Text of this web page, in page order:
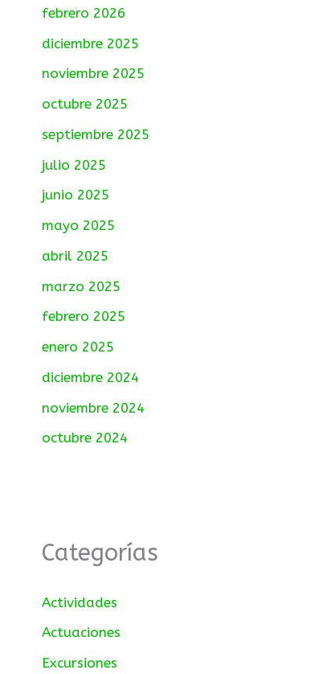
febrero 2026
diciembre 2025
noviembre 2025
octubre 2025
septiembre 2025
julio 2025
junio 2025
mayo 2025
abril 2025
marzo 2025
febrero 2025
enero 2025
diciembre 2024
noviembre 2024
octubre 2024
Categorías
Actividades
Actuaciones
Excursiones